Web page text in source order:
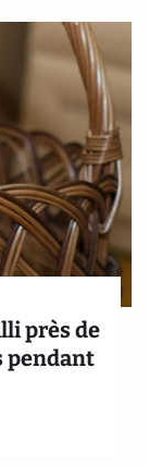
près de
pendant